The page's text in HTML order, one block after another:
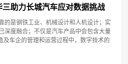
三助力长城汽车应对数据挑战
的是钢铁工业、机械设计和人机设计；实
深度融合；不仅是汽车产品中会包含大量
及车企的管理和运营过程中，数字技术的